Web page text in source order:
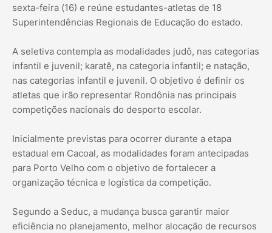
sexta-feira (16) e reúne estudantes-atletas de 18
Superintendências Regionais de Educação do estado.
A seletiva contempla as modalidades judô, nas categorias
infantil e juvenil; karatê, na categoria infantil; e natação,
nas categorias infantil e juvenil. O objetivo é definir os
atletas que irão representar Rondônia nas principais
competições nacionais do desporto escolar.
Inicialmente previstas para ocorrer durante a etapa
estadual em Cacoal, as modalidades foram antecipadas
para Porto Velho com o objetivo de fortalecer a
organização técnica e logística da competição.
Segundo a Seduc, a mudança busca garantir maior
eficiência no planejamento, melhor alocação de recursos